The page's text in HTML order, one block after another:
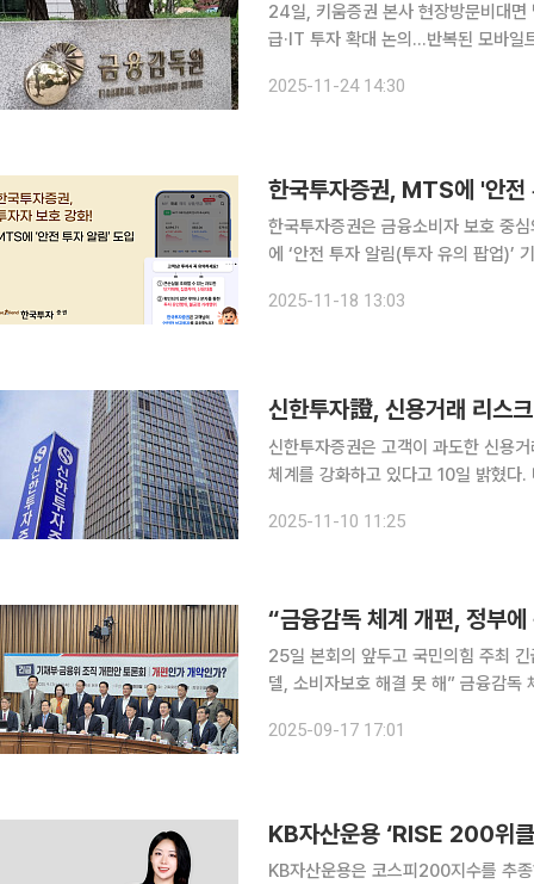
24일, 키움증권 본사 현장방문비대면
급·IT 투자 확대 논의…반복된 모바일트레이딩시
체계, 모험자본 공급 계획, IT 안정성
2025-11-24 14:30
한국투자증권, MTS에 '안
한국투자증권은 금융소비자 보호 중
에 ‘안전 투자 알림(투자 유의 팝업)’
투자자 보호 및 투자자 경각심 제고를
2025-11-18 13:03
신한투자證, 신용거래 리스
신한투자증권은 고객이 과도한 신용
체계를 강화하고 있다고 10일 밝혔다
빠르게 증가하며 레버리지 투자가 증
2025-11-10 11:25
“금융감독 체계 개편, 정부
25일 본회의 앞두고 국민의힘 주최
델, 소비자보호 해결 못 해” 금융감독 체계 개편을 둘러싼 국회 충돌이 본격화할 조짐이다. 기획재정
고 17일 긴급토론회를 개최했다. 더
2025-09-17 17:01
KB자산운용 ‘RISE 200위
KB자산운용은 코스피200지수를 추